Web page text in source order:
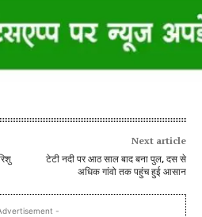
Next article
टेटी नदी पर आठ साल बाद बना पुल, दस से
अधिक गांवो तक पहुंच हुई आसान
-